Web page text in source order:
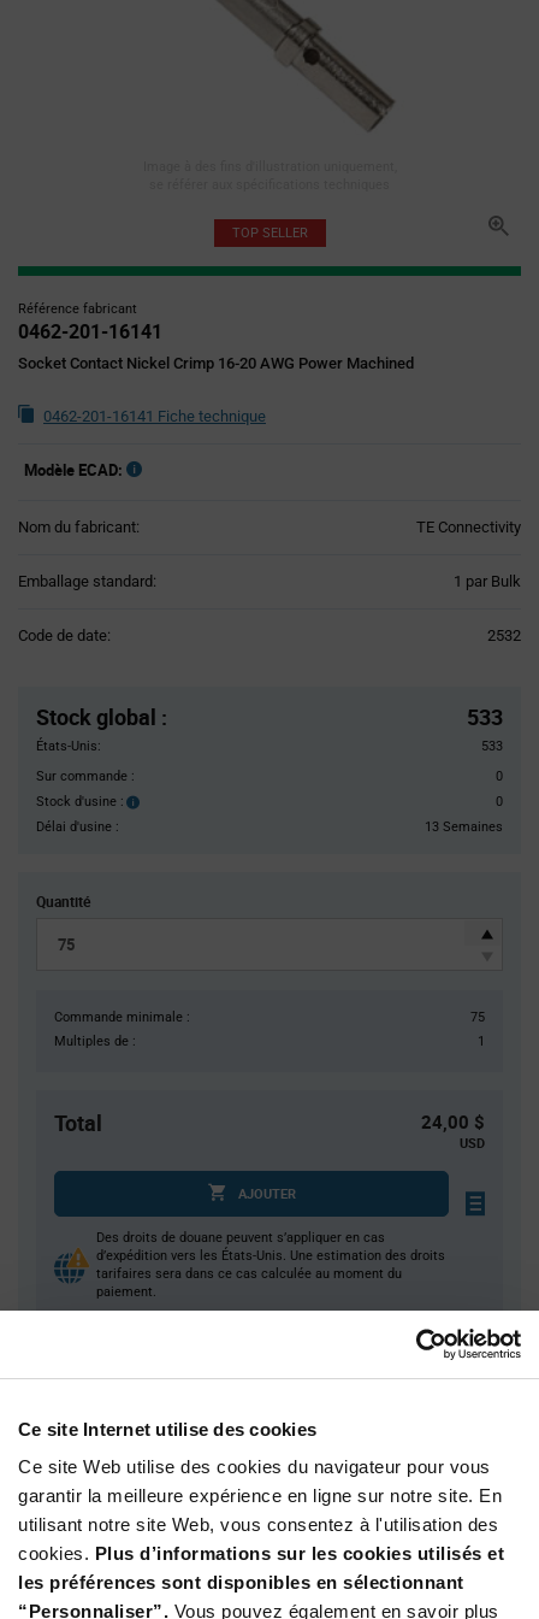
Ce site Internet utilise des cookies
Ce site Web utilise des cookies du navigateur pour vous
garantir la meilleure expérience en ligne sur notre site. En
utilisant notre site Web, vous consentez à l'utilisation des
cookies. Plus d’informations sur les cookies utilisés et
les préférences sont disponibles en sélectionnant
“Personnaliser”. Vous pouvez également en savoir plus
TOP SELLER
Référence fabricant
0462-201-16141
Socket Contact Nickel Crimp 16-20 AWG Power Machined
0462-201-16141 Fiche technique
Modèle ECAD:
Nom du fabricant: TE Connectivity
Emballage standard: 1 par Bulk
Code de date: 2532
Stock global : 533
États-Unis:
533
Sur commande :
0
Stock d'usine :
Stock
0
Délai d'usine :
13 Semaines
Quantité
Commande minimale :
75
Multiples de :
1
Total 24,00 $
USD
AJOUTER
Des droits de douane peuvent s’appliquer en cas
d’expédition vers les États-Unis. Une estimation des droits
tarifaires sera dans ce cas calculée au moment du
paiement.
75
$0.32
200
$0.315
500
$0.31
1 250
$0.305
3 000+
$0.29